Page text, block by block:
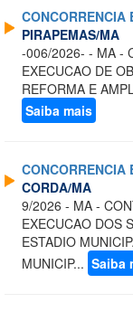
CONCORRENCIA
PIRAPEMAS/MA
-006/2026- - MA -
EXECUCAO DE
REFORMA E
Saiba mais
CONCORRENCIA
CORDA/MA
9/2026 - MA -
EXECUCAO DOS
ESTADIO
MUNICIP... Saiba